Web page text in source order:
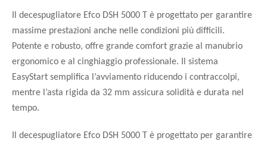
Il decespugliatore Efco DSH 5000 T è progettato per garantire
massime prestazioni anche nelle condizioni più difficili.
Potente e robusto, offre grande comfort grazie al manubrio
ergonomico e al cinghiaggio professionale. Il sistema
EasyStart semplifica l’avviamento riducendo i contraccolpi,
mentre l’asta rigida da 32 mm assicura solidità e durata nel
tempo.
Il decespugliatore Efco DSH 5000 T è progettato per garantire